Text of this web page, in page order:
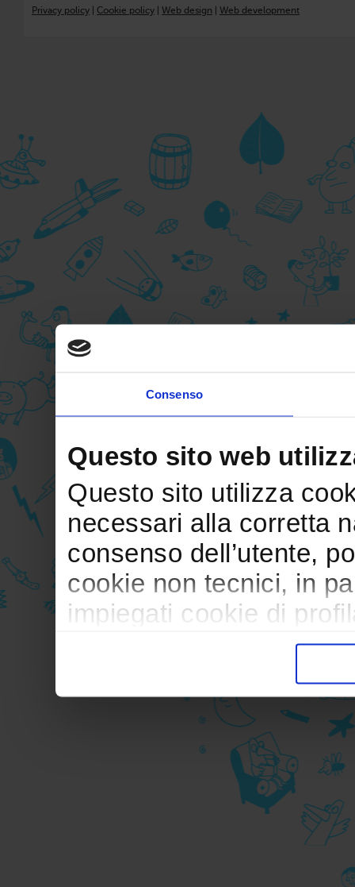
Consenso
Questo sito web
Questo sito utilizza
necessari alla corretta
consenso dell’utente,
cookie non tecnici, in
impiegati cookie di
trasferimento verso
durante la navigazione.
Per maggiori dettagli
durante la
privacy sui cookie, ti
informativa cookie
Chiudendo il banner
Privacy policy
Cookie policy Web design Web development